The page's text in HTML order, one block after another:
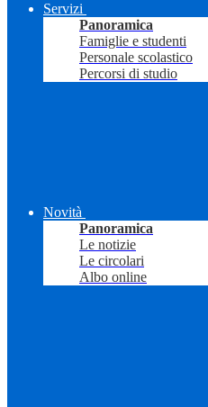
Servizi
Panoramica
Famiglie e studenti
Personale scolastico
Percorsi di studio
Novità
Panoramica
Le notizie
Le circolari
Albo online